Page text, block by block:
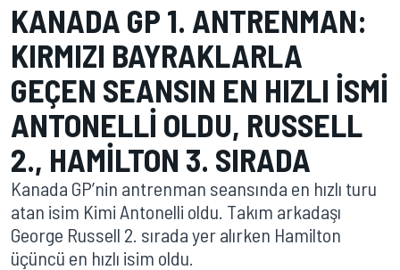
KANADA GP 1. ANTRENMAN:
KIRMIZI BAYRAKLARLA
GEÇEN SEANSIN EN HIZLI ISMI
ANTONELLI OLDU, RUSSELL
2., HAMILTON 3. SIRADA
Kanada GP’nin antrenman seansında en hızlı turu
atan isim Kimi Antonelli oldu. Takım arkadaşı
George Russell 2. sırada yer alırken Hamilton
üçüncü en hızlı isim oldu.